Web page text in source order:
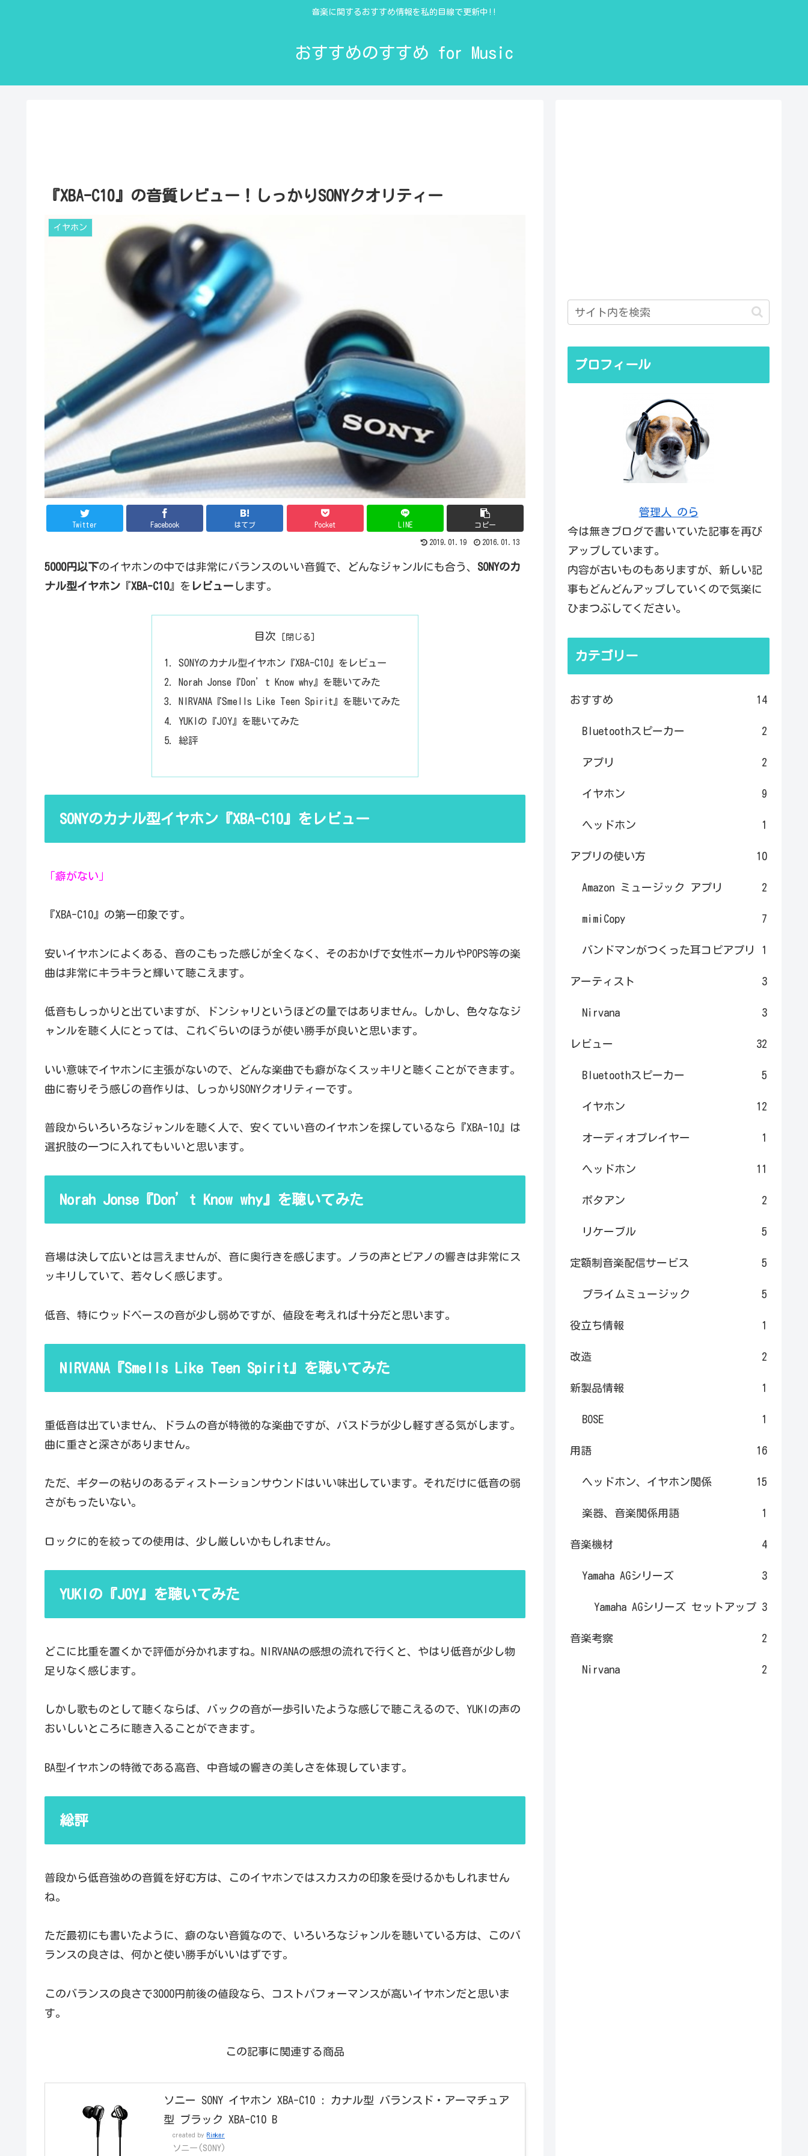
音楽に関するおすすめ情報を私的目線で更新中!!
おすすめのすすめ for Music
『XBA-C10』の音質レビュー！しっかりSONYクオリティー
イヤホン
Twitter Facebook はてブ Pocket LINE コピー
2019.01.19 2016.01.13
5000円以下のイヤホンの中では非常にバランスのいい音質で、どんなジャンルにも合う、 SONYのカ
ナル型イヤホン 『XBA-C10』を レビュー します。
目次
SONYのカナル型イヤホン『XBA-C10』をレビュー
Norah Jonse『Don’t Know why』を聴いてみた
NIRVANA『Smells Like Teen Spirit』を聴いてみた
YUKIの『JOY』を聴いてみた
総評
SONYのカナル型イヤホン『XBA-C10』をレビュー
「癖がない」
『XBA-C10』の第一印象です。
安いイヤホンによくある、音のこもった感じが全くなく、そのおかげで女性ボーカルやPOPS等の楽
曲は非常にキラキラと輝いて聴こえます。
低音もしっかりと出ていますが、ドンシャリというほどの量ではありません。しかし、色々ななジ
ャンルを聴く人にとっては、これぐらいのほうが使い勝手が良いと思います。
いい意味でイヤホンに主張がないので、どんな楽曲でも癖がなくスッキリと聴くことができます。
曲に寄りそう感じの音作りは、しっかりSONYクオリティーです。
普段からいろいろなジャンルを聴く人で、安くていい音のイヤホンを探しているなら『XBA-10』は
選択肢の一つに入れてもいいと思います。
Norah Jonse『Don’t Know why』を聴いてみた
音場は決して広いとは言えませんが、音に奥行きを感じます。ノラの声とピアノの響きは非常にス
ッキリしていて、若々しく感じます。
低音、特にウッドベースの音が少し弱めですが、値段を考えれば十分だと思います。
NIRVANA『Smells Like Teen Spirit』を聴いてみた
重低音は出ていません、ドラムの音が特徴的な楽曲ですが、バスドラが少し軽すぎる気がします。
曲に重さと深さがありません。
ただ、ギターの粘りのあるディストーションサウンドはいい味出しています。それだけに低音の弱
さがもったいない。
ロックに的を絞っての使用は、少し厳しいかもしれません。
YUKIの『JOY』を聴いてみた
どこに比重を置くかで評価が分かれますね。NIRVANAの感想の流れで行くと、やはり低音が少し物
足りなく感じます。
しかし歌ものとして聴くならば、バックの音が一歩引いたような感じで聴こえるので、YUKIの声の
おいしいところに聴き入ることができます。
BA型イヤホンの特徴である高音、中音域の響きの美しさを体現しています。
総評
普段から低音強めの音質を好む方は、このイヤホンではスカスカの印象を受けるかもしれません
ね。
ただ最初にも書いたように、癖のない音質なので、いろいろなジャンルを聴いている方は、このバ
ランスの良さは、何かと使い勝手がいいはずです。
このバランスの良さで3000円前後の値段なら、コストパフォーマンスが高いイヤホンだと思いま
す。
この記事に関連する商品
ソニー SONY イヤホン XBA-C10 : カナル型 バランスド・アーマチュア
型 ブラック XBA-C10 B
created by Rinker
ソニー(SONY)
プロフィール
管理人 のら
今は無きブログで書いていた記事を再び
アップしています。
内容が古いものもありますが、新しい記
事もどんどんアップしていくので気楽に
ひまつぶしてください。
カテゴリー
おすすめ 14
Bluetoothスピーカー 2
アプリ 2
イヤホン 9
ヘッドホン 1
アプリの使い方 10
Amazon ミュージック アプリ 2
mimiCopy 7
バンドマンがつくった耳コピアプリ 1
アーティスト 3
Nirvana 3
レビュー 32
Bluetoothスピーカー 5
イヤホン 12
オーディオプレイヤー 1
ヘッドホン 11
ポタアン 2
リケーブル 5
定額制音楽配信サービス 5
プライムミュージック 5
役立ち情報 1
改造 2
新製品情報 1
BOSE 1
用語 16
ヘッドホン、イヤホン関係 15
楽器、音楽関係用語 1
音楽機材 4
Yamaha AGシリーズ 3
Yamaha AGシリーズ セットアップ 3
音楽考察 2
Nirvana 2